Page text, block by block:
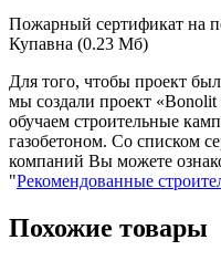
Пожарный сертификат на
Купавна (0.23 Мб)
Для того, чтобы проект
мы создали проект
обучаем строительные
газобетоном. Со списком
компаний Вы можете
"Рекомендованные
Похожие товары